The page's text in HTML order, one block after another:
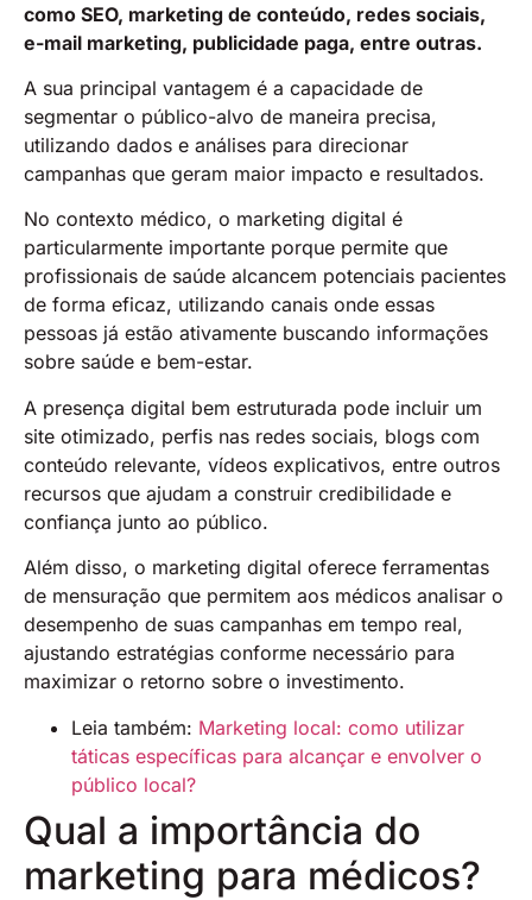
como SEO, marketing de conteúdo, redes sociais,
e-mail marketing, publicidade paga, entre outras.
A sua principal vantagem é a capacidade de
segmentar o público-alvo de maneira precisa,
utilizando dados e análises para direcionar
campanhas que geram maior impacto e resultados.
No contexto médico, o marketing digital é
particularmente importante porque permite que
profissionais de saúde alcancem potenciais pacientes
de forma eficaz, utilizando canais onde essas
pessoas já estão ativamente buscando informações
sobre saúde e bem-estar.
A presença digital bem estruturada pode incluir um
site otimizado, perfis nas redes sociais, blogs com
conteúdo relevante, vídeos explicativos, entre outros
recursos que ajudam a construir credibilidade e
confiança junto ao público.
Além disso, o marketing digital oferece ferramentas
de mensuração que permitem aos médicos analisar o
desempenho de suas campanhas em tempo real,
ajustando estratégias conforme necessário para
maximizar o retorno sobre o investimento.
Leia também: Marketing local: como utilizar
táticas específicas para alcançar e envolver o
público local?
Qual a importância do
marketing para médicos?